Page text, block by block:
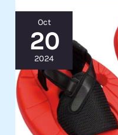
Oct
20
2024